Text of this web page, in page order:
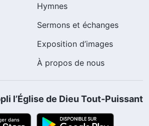
Hymnes
Sermons et échanges
Exposition d’images
À propos de nous
l’Église de Dieu Tout-Puissant